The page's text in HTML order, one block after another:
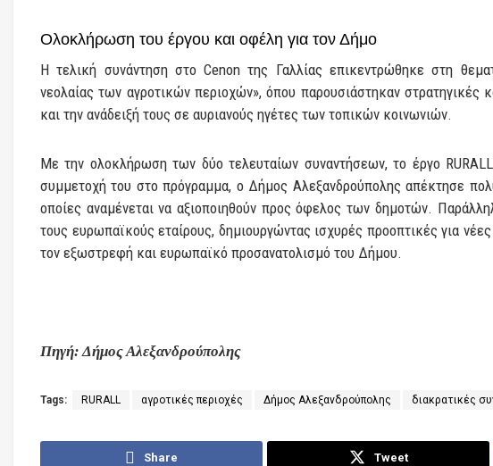
Ολοκλήρωση του έργου και οφέλη για τον Δήμο
Η τελική συνάντηση στο Cenon της Γαλλίας επικεντρώθηκε στη
νεολαίας των αγροτικών περιοχών», όπου παρουσιάστηκαν στρατηγικές
και την ανάδειξή τους σε αυριανούς ηγέτες των τοπικών κοινωνιών.
Με την ολοκλήρωση των δύο τελευταίων συναντήσεων, το έργο
συμμετοχή του στο πρόγραμμα, ο Δήμος Αλεξανδρούπολης απέκτησε
οποίες αναμένεται να αξιοποιηθούν προς όφελος των δημοτών.
τους ευρωπαϊκούς εταίρους, δημιουργώντας ισχυρές προοπτικές για
τον εξωστρεφή και ευρωπαϊκό προσανατολισμό του Δήμου.
Πηγή: Δήμος Αλεξανδρούπολης
Tags: RURALL αγροτικές περιοχές Δήμος Αλεξανδρούπολης διακρατικές
Share Tweet